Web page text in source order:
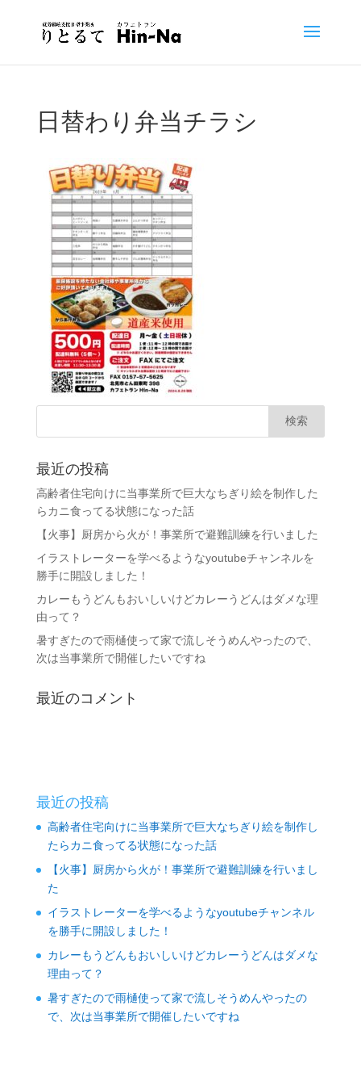
日替わり弁当チラシ
最近の投稿
高齢者住宅向けに当事業所で巨大なちぎり絵を制作した
らカニ食ってる状態になった話
【火事】厨房から火が！事業所で避難訓練を行いました
イラストレーターを学べるようなyoutubeチャンネルを
勝手に開設しました！
カレーもうどんもおいしいけどカレーうどんはダメな理
由って？
暑すぎたので雨樋使って家で流しそうめんやったので、
次は当事業所で開催したいですね
最近のコメント
最近の投稿
高齢者住宅向けに当事業所で巨大なちぎり絵を制作し
たらカニ食ってる状態になった話
【火事】厨房から火が！事業所で避難訓練を行いまし
た
イラストレーターを学べるようなyoutubeチャンネル
を勝手に開設しました！
カレーもうどんもおいしいけどカレーうどんはダメな
理由って？
暑すぎたので雨樋使って家で流しそうめんやったの
で、次は当事業所で開催したいですね